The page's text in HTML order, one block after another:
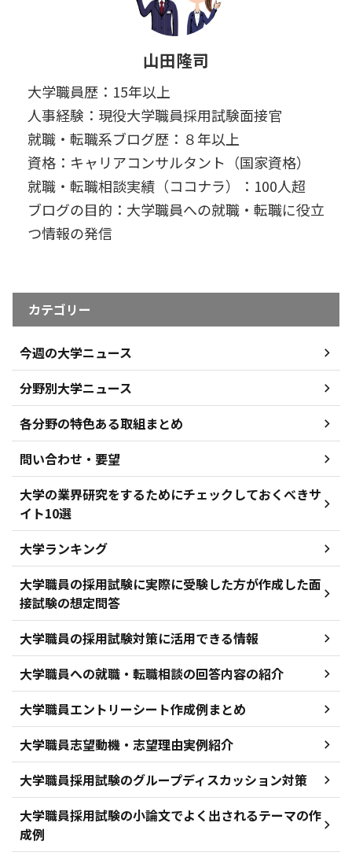
山田隆司
大学職員歴：15年以上
人事経験：現役大学職員採用試験面接官
就職・転職系ブログ歴：８年以上
資格：キャリアコンサルタント（国家資格）
就職・転職相談実績（ココナラ）：100人超
ブログの目的：大学職員への就職・転職に役立
つ情報の発信
カテゴリー
今週の大学ニュース
分野別大学ニュース
各分野の特色ある取組まとめ
問い合わせ・要望
大学の業界研究をするためにチェックしておくべきサ
イト10選
大学ランキング
大学職員の採用試験に実際に受験した方が作成した面
接試験の想定問答
大学職員の採用試験対策に活用できる情報
大学職員への就職・転職相談の回答内容の紹介
大学職員エントリーシート作成例まとめ
大学職員志望動機・志望理由実例紹介
大学職員採用試験のグループディスカッション対策
大学職員採用試験の小論文でよく出されるテーマの作
成例